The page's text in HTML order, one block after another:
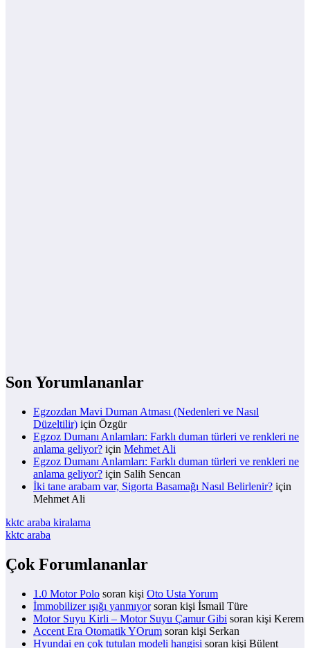
Son Yorumlananlar
Egzozdan Mavi Duman Atması (Nedenleri ve Nasıl
Düzeltilir) için Özgür
Egzoz Dumanı Anlamları: Farklı duman türleri ve renkleri ne
anlama geliyor? için Mehmet Ali
Egzoz Dumanı Anlamları: Farklı duman türleri ve renkleri ne
anlama geliyor? için Salih Sencan
İki tane arabam var, Sigorta Basamağı Nasıl Belirlenir? için
Mehmet Ali
kktc araba kiralama
kktc araba
Çok Forumlananlar
1.0 Motor Polo soran kişi Oto Usta Yorum
İmmobilizer ışığı yanmıyorsoran kişi İsmail Türe
Motor Suyu Kirli – Motor Suyu Çamur Gibi soran kişi Kerem
Accent Era Otomatik YOrum soran kişi Serkan
Hyundai en çok tutulan modeli hangisi soran kişi Bülent